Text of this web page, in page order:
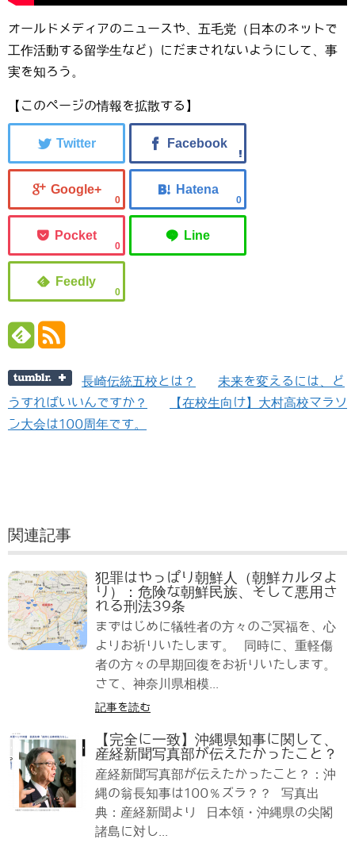
オールドメディアのニュースや、五毛党（日本のネットで
工作活動する留学生など）にだまされないようにして、事
実を知ろう。
【このページの情報を拡散する】
0 0
0
0
長崎伝統五校とは？
未来を変えるには、ど
うすればいいんですか？
【在校生向け】大村高校マラソ
ン大会は100周年です。
関連記事
犯罪はやっぱり朝鮮人（朝鮮カルタよ
り）：危険な朝鮮民族、そして悪用さ
れる刑法39条
まずはじめに犠牲者の方々のご冥福を、心
よりお祈りいたします。 同時に、重軽傷
者の方々の早期回復をお祈りいたします。
さて、神奈川県相模...
記事を読む
【完全に一致】沖縄県知事に関して、
産経新聞写真部が伝えたかったこと？
産経新聞写真部が伝えたかったこと？：沖
縄の翁長知事は100％ズラ？？ 写真出
典：産経新聞より 日本領・沖縄県の尖閣
諸島に対し...